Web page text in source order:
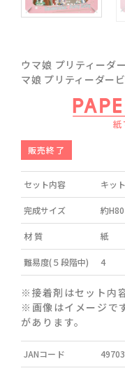
ウマ娘 プリティーダ
マ娘 プリティーダー
販売終了
セット内容 キッ
完成サイズ 約
材 質 紙
難易度(５段階中) 4
※接着剤はセット内
※画像はイメージで
があります。
JANコード